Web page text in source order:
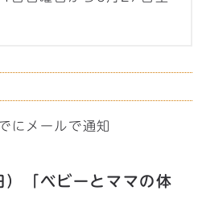
にメールで通知
「ベビーとママの体